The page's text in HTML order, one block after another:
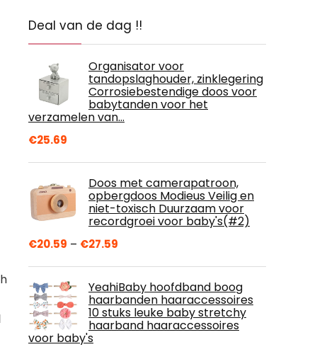
Deal van de dag !!
Organisator voor
tandopslaghouder, zinklegering
Corrosiebestendige doos voor
babytanden voor het
verzamelen van…
€25.69
Doos met camerapatroon,
opbergdoos Modieus Veilig en
niet-toxisch Duurzaam voor
recordgroei voor baby's(#2)
€20.59 – €27.59
through
€27.59
YeahiBaby hoofdband boog
haarbanden haaraccessoires
10 stuks leuke baby stretchy
haarband haaraccessoires
voor baby's